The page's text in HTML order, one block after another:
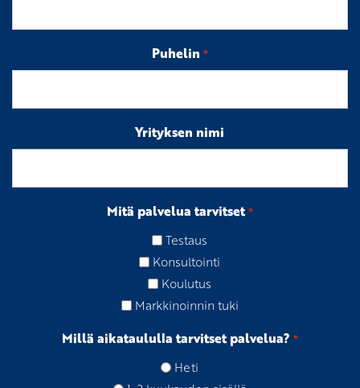
Puhelin *
Yrityksen nimi
Mitä palvelua tarvitset *
Testaus
Konsultointi
Koulutus
Markkinoinnin tuki
Millä aikataululla tarvitset palvelua? *
Heti